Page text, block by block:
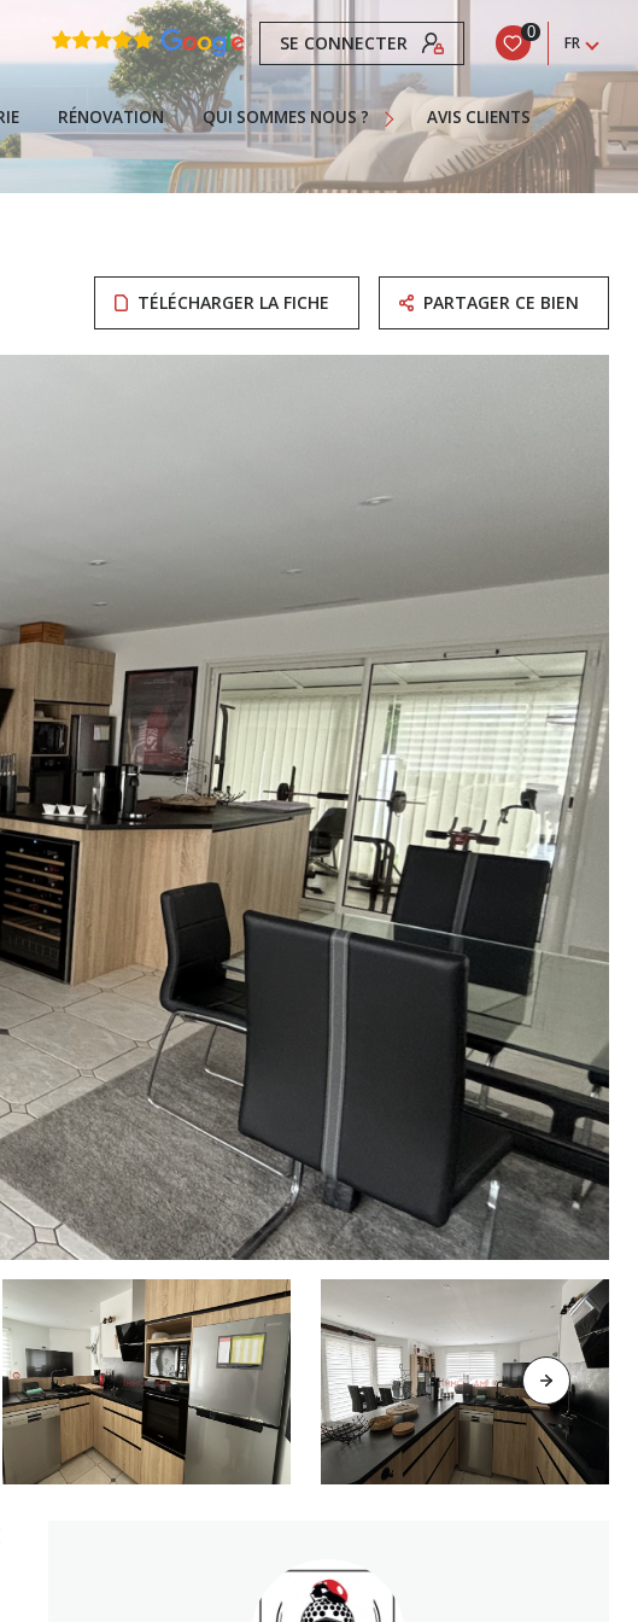
SE CONNECTER 0
FR
RÉNOVATION QUI SOMMES NOUS ?
Nos Services
Recrutement
La Franchise
Actualités
Infos
Guide Local De Gujan-Mestras
Guide De L'acheteur
AVIS CLIENTS
TÉLÉCHARGER LA FICHE PARTAGER CE BIEN